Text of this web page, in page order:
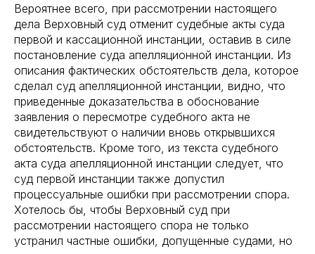
Вероятнее всего, при рассмотрении настоящего
дела Верховный суд отменит судебные акты суда
первой и кассационной инстанции, оставив в силе
постановление суда апелляционной инстанции. Из
описания фактических обстоятельств дела, которое
сделал суд апелляционной инстанции, видно, что
приведенные доказательства в обоснование
заявления о пересмотре судебного акта не
свидетельствуют о наличии вновь открывшихся
обстоятельств. Кроме того, из текста судебного
акта суда апелляционной инстанции следует, что
суд первой инстанции также допустил
процессуальные ошибки при рассмотрении спора.
Хотелось бы, чтобы Верховный суд при
рассмотрении настоящего спора не только
устранил частные ошибки, допущенные судами, но